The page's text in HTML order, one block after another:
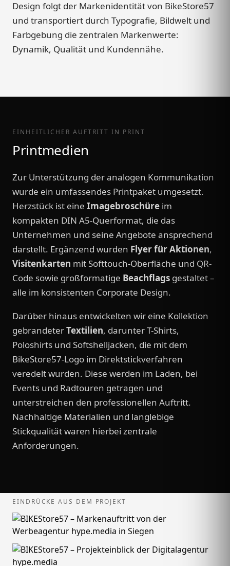
Design folgt der Markenidentität von BikeStore57
und transportiert durch Typografie, Bildwelt und
Farbgebung die zentralen Markenwerte:
Dynamik, Qualität und Kundennähe.
EINHEITLICHER AUFTRITT IN PRINT
Printmedien
Zur Unterstützung der analogen Kommunikation
wurde ein umfassendes Printpaket umgesetzt.
Herzstück ist eine Imagebroschüre im
kompakten DIN A5-Querformat, die das
Unternehmen und seine Angebote ansprechend
darstellt. Ergänzend wurden Flyer für Aktionen,
Visitenkarten mit Softtouch-Oberfläche und QR-
Code sowie großformatige Beachflags gestaltet –
alle im konsistenten Corporate Design.
Darüber hinaus entwickelten wir eine Kollektion
gebrandeterTextilien, darunter T-Shirts,
Poloshirts und Softshelljacken, die mit dem
BikeStore57-Logo im Direktstickverfahren
veredelt wurden. Diese werden im Laden, bei
Events und Radtouren getragen und
unterstreichen den professionellen Auftritt.
Nachhaltige Materialien und langlebige
Stickqualität waren hierbei zentrale
Anforderungen.
EINDRÜCKE AUS DEM PROJEKT